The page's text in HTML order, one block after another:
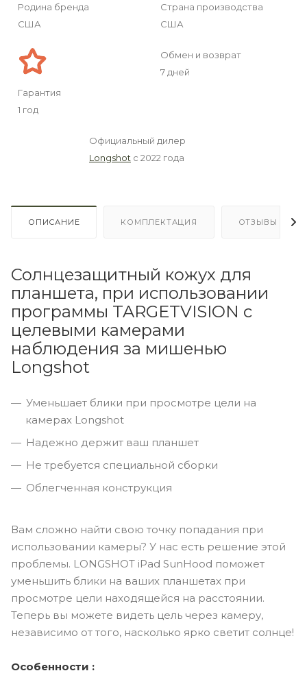
Родина бренда
США
Страна производства
США
Гарантия
1 год
Обмен и возврат
7 дней
Официальный дилер
Longshot с 2022 года
ОПИСАНИЕ КОМПЛЕКТАЦИЯ ОТЗЫВЫ
Солнцезащитный кожух для
планшета, при использовании
программы TARGETVISION с
целевыми камерами
наблюдения за мишенью
Longshot
Уменьшает блики при просмотре цели на
камерах Longshot
Надежно держит ваш планшет
Не требуется специальной сборки
Облегченная конструкция
Вам сложно найти свою точку попадания при
использовании камеры? У нас есть решение этой
проблемы. LONGSHOT iPad SunHood поможет
уменьшить блики на ваших планшетах при
просмотре цели находящейся на расстоянии.
Теперь вы можете видеть цель через камеру,
независимо от того, насколько ярко светит солнце!
Особенности :